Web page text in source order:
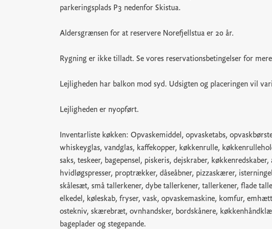
parkeringsplads P3 nedenfor Skistua.
Aldersgrænsen for at reservere Norefjellstua er 20 år.
Rygning er ikke tilladt. Se vores reservationsbetingelser for
Lejligheden har balkon mod syd. Udsigten og placeringen vil
Lejligheden er nyopført.
Inventarliste køkken: Opvaskemiddel, opvasketabs,
whiskeyglas, vandglas, kaffekopper, køkkenrulle,
saks, teskeer, bagepensel, piskeris, dejskraber,
hvidløgspresser, proptrækker, dåseåbner, pizzaskærer,
skålesæt, små tallerkener, dybe tallerkener, tallerkener, flade
elkedel, køleskab, fryser, vask, opvaskemaskine, komfur,
ostekniv, skærebræt, ovnhandsker, bordskånere,
bageplader og stegepande.